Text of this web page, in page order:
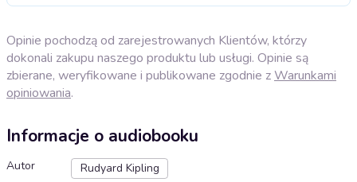
Opinie pochodzą od zarejestrowanych Klientów, którzy
dokonali zakupu naszego produktu lub usługi. Opinie są
zbierane, weryfikowane i publikowane zgodnie zWarunkami
opiniowania.
Informacje o audiobooku
Autor
Rudyard Kipling